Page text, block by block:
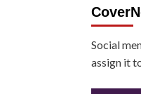
Social
assign it